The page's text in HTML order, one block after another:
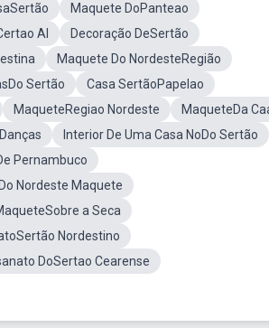
Maquete DoPanteao
Al
Decoração DeSertão
Maquete Do NordesteRegião
Sertão
Casa SertãoPapelao
MaqueteRegiao Nordeste
MaqueteDa
Interior De Uma Casa NoDo Sertão
Pernambuco
Nordeste Maquete
a Seca
Nordestino
DoSertao Cearense